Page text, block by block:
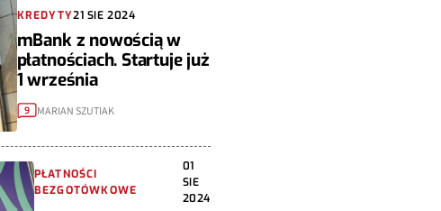
KREDYTY21 SIE 2024
mBank z nowością w
płatnościach. Startuje już
1 września
9 MARIAN SZUTIAK
PŁATNOŚCI
BEZGOTÓWKOWE
01
SIE
2024